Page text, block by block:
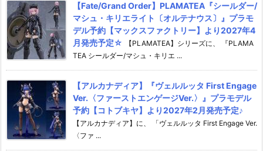
【Fate/Grand Order】PLAMATEA『シールダー/
マシュ・キリエライト〔オルテナウス〕』プラモ
デル予約【マックスファクトリー】より2027年4
月発売予定☆
【PLAMATEA】シリーズに、 『PLAMA
TEA シールダー/マシュ・キリエ ...
【アルカナディア】『ヴェルルッタ First Engage
Ver.〈ファーストエンゲージVer.〉』プラモデル
予約【コトブキヤ】より2027年2月発売予定♪
【アルカナディア】に、 「ヴェルルッタ First Engage Ver.
〈ファ ...